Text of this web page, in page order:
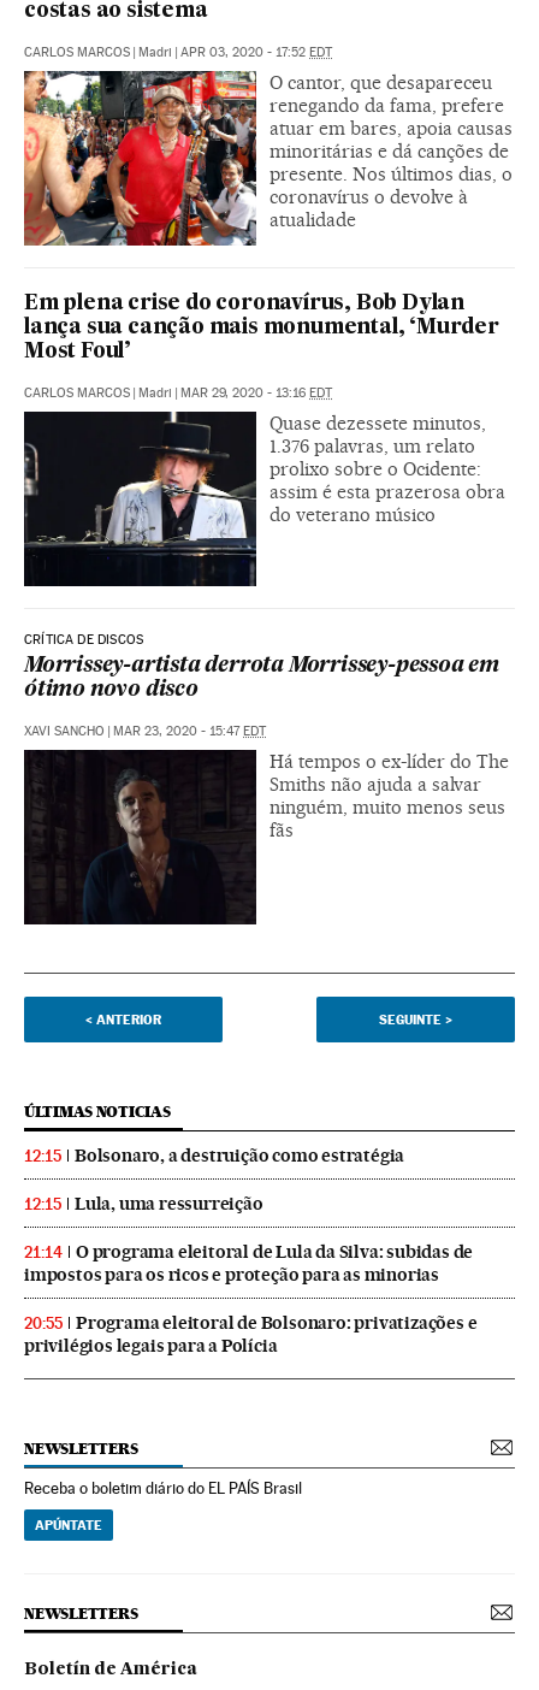
costas ao sistema
CARLOS MARCOS Madri APR 03, 2020 - 17:52 EDT
O cantor, que desapareceu
renegando da fama, prefere
atuar em bares, apoia causas
minoritárias e dá canções de
presente. Nos últimos dias, o
coronavírus o devolve à
atualidade
Em plena crise do coronavírus, Bob Dylan
lança sua canção mais monumental, ‘Murder
Most Foul’
CARLOS MARCOS Madri MAR 29, 2020 - 13:16 EDT
Quase dezessete minutos,
1.376 palavras, um relato
prolixo sobre o Ocidente:
assim é esta prazerosa obra
do veterano músico
CRÍTICA DE DISCOS
Morrissey-artista derrota Morrissey-pessoa em
ótimo novo disco
XAVI SANCHO MAR 23, 2020 - 15:47 EDT
Há tempos o ex-líder do The
Smiths não ajuda a salvar
ninguém, muito menos seus
fãs
< ANTERIOR SEGUINTE >
ÚLTIMAS NOTICIAS
12:15 Bolsonaro, a destruição como estratégia
12:15 Lula, uma ressurreição
21:14
O programa eleitoral de Lula da Silva: subidas de
impostos para os ricos e proteção para as minorias
20:55
Programa eleitoral de Bolsonaro: privatizações e
privilégios legais para a Polícia
NEWSLETTERS
Receba o boletim diário do EL PAÍS Brasil
APÚNTATE
NEWSLETTERS
Boletín de América